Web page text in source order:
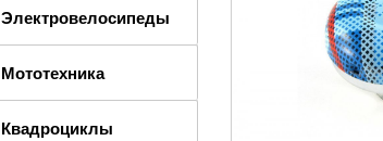
Электровелосипеды
Мототехника
Квадроциклы